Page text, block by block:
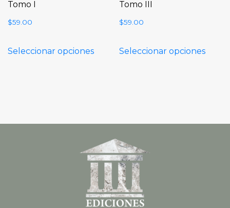
Tomo I
$59.00
Seleccionar opciones
Tomo III
$59.00
Seleccionar opciones